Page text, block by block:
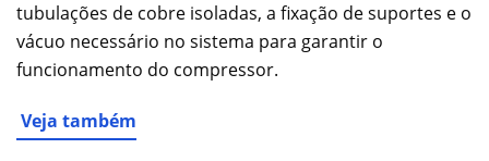
tubulações de cobre isoladas, a fixação de suportes e o
vácuo necessário no sistema para garantir o
funcionamento do compressor.
Veja também